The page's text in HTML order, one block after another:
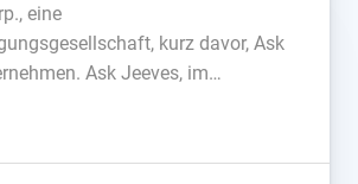
eine
kurz davor, Ask
Ask Jeeves, im
nicht bekannt....